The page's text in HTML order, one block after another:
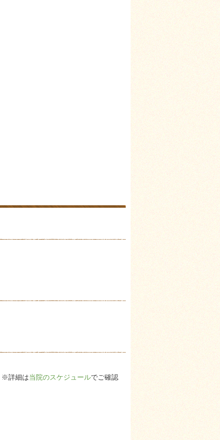
※詳細は当院のスケジュールでご確認